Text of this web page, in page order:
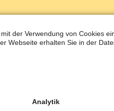
ENERGETISCHE
der Verwendung von Cookies
Webseite erhalten Sie in der
Analytik